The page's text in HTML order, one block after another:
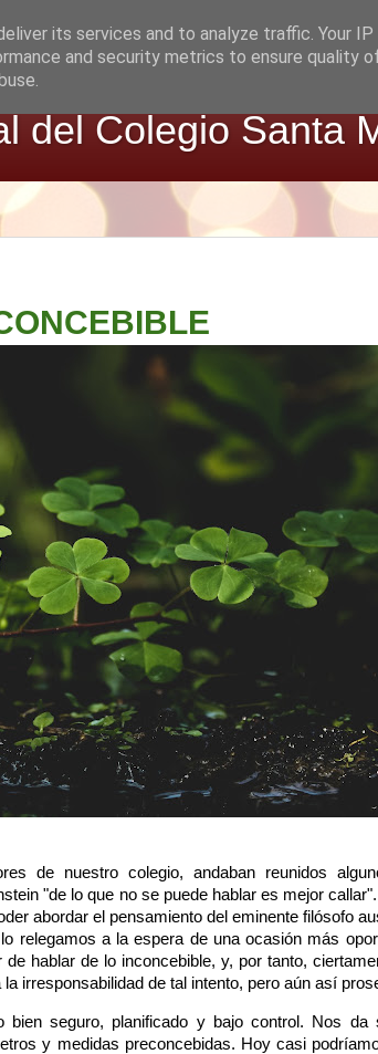
del Colegio Santa
de nuestro colegio, andaban reunidos
"de lo que no se puede hablar es mejor
abordar el pensamiento del eminente filósofo
relegamos a la espera de una ocasión más
hablar de lo inconcebible, y, por tanto,
irresponsabilidad de tal intento, pero aún así
seguro, planificado y bajo control. Nos da
y medidas preconcebidas. Hoy casi
its services and to analyze traffic. Your
and security metrics to ensure quality